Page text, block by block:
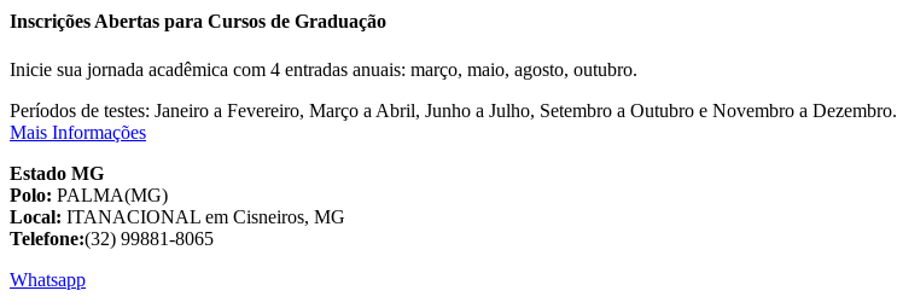
Inscrições Abertas para Cursos de Graduação
Inicie sua jornada acadêmica com 4 entradas anuais: março, maio, agosto, outubro.
Períodos de testes: Janeiro a Fevereiro, Março a Abril, Junho a Julho, Setembro a Outubro e Novembro a Dezembro.
Mais Informações
Estado MG
Polo: PALMA(MG)
Local: ITANACIONAL em Cisneiros, MG
Telefone:(32) 99881-8065
Whatsapp